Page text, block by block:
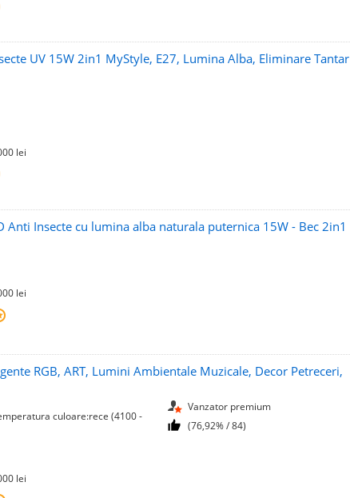
UV 15W 2in1 MyStyle, E27, Lumina Alba, Eliminare Tantar
lei
Anti Insecte cu lumina alba naturala puternica 15W - Bec 2in1
lei
RGB, ART, Lumini Ambientale Muzicale, Decor Petreceri,
culoare:rece (4100 -
lei
Vanzator premium
(76,92% / 84)